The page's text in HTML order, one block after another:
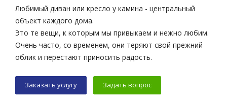
Любимый диван или кресло у камина - центральный
объект каждого дома.
Это те вещи, к которым мы привыкаем и нежно любим.
Очень часто, со временем, они теряют свой прежний
облик и перестают приносить радость.
Заказать услугу Задать вопрос